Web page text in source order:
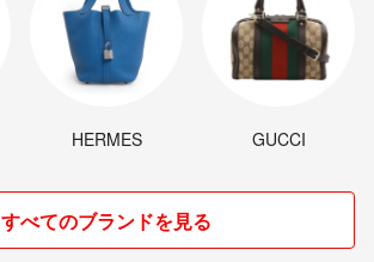
HERMES GUCCI
すべてのブランドを見る